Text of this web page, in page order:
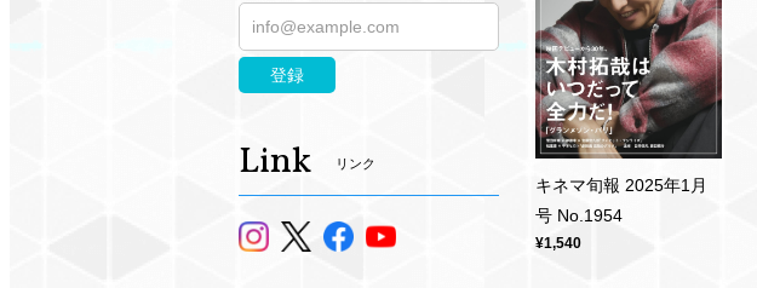
キネマ旬報 2025年1月
号 No.1954
¥1,540
登録
Link リンク